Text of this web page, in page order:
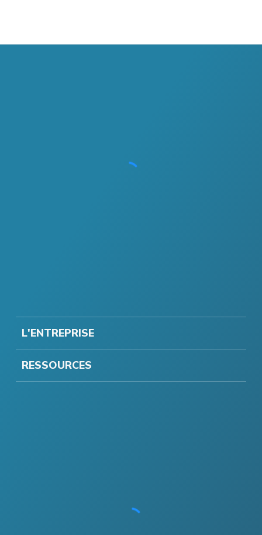
L'ENTREPRISE
RESSOURCES